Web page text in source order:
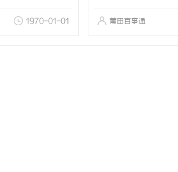
1970-01-01 莆田百事通